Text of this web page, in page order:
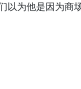
他是因为商